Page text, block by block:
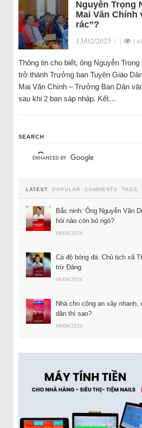
Nguyễn Trọng
Mai Văn Chính
rác”?
13/02/2025 | |
Thông tin cho biết, ông Nguyễn
trở thành Trưởng ban Tuyên Giáo
Mai Văn Chính – Trưởng Ban Dân
sau khi 2 ban sáp nhập. Kết…
SEARCH
LATEST POPULAR COMMENTS TAGS
Bắc ninh: Ông Nguyễn Văn
hỏi nào còn bỏ ngỏ?
08/08/2026
Cá độ bóng đá: Chủ tịch xã
trừ Đảng
08/08/2026
Nhà cho công an xây
dân thì sao?
08/08/2026